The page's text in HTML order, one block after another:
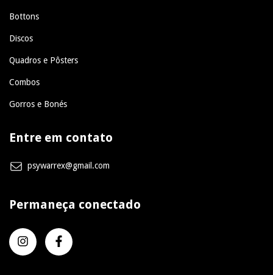
Bottons
Discos
Quadros e Pôsters
Combos
Gorros e Bonés
Entre em contato
psywarrex@gmail.com
Permaneça conectado